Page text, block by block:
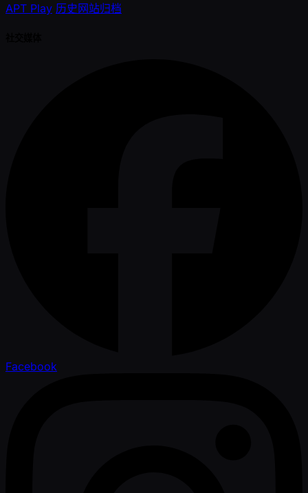
APT Play 历史网站归档
Facebook